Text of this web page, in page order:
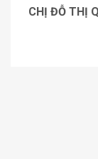
CHỊ ĐỖ THỊ